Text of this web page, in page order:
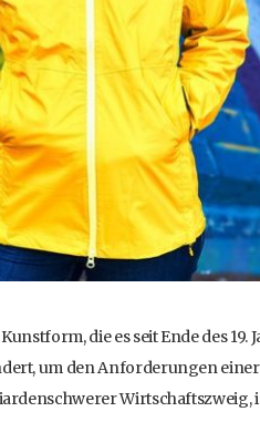
die es seit Ende des 19.
um den Anforderungen
Wirtschaftszweig,